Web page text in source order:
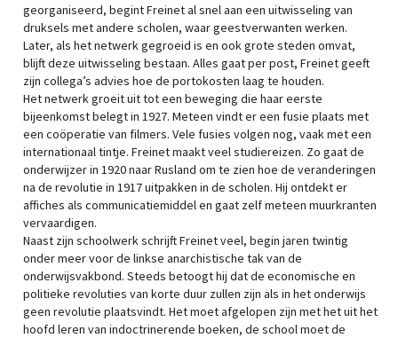
georganiseerd, begint Freinet al snel aan een uitwisseling van
druksels met andere scholen, waar geestverwanten werken.
Later, als het netwerk gegroeid is en ook grote steden omvat,
blijft deze uitwisseling bestaan. Alles gaat per post, Freinet geeft
zijn collega’s advies hoe de portokosten laag te houden.
Het netwerk groeit uit tot een beweging die haar eerste
bijeenkomst belegt in 1927. Meteen vindt er een fusie plaats met
een coöperatie van filmers. Vele fusies volgen nog, vaak met een
internationaal tintje. Freinet maakt veel studiereizen. Zo gaat de
onderwijzer in 1920 naar Rusland om te zien hoe de veranderingen
na de revolutie in 1917 uitpakken in de scholen. Hij ontdekt er
affiches als communicatiemiddel en gaat zelf meteen muurkranten
vervaardigen.
Naast zijn schoolwerk schrijft Freinet veel, begin jaren twintig
onder meer voor de linkse anarchistische tak van de
onderwijsvakbond. Steeds betoogt hij dat de economische en
politieke revoluties van korte duur zullen zijn als in het onderwijs
geen revolutie plaatsvindt. Het moet afgelopen zijn met het uit het
hoofd leren van indoctrinerende boeken, de school moet de